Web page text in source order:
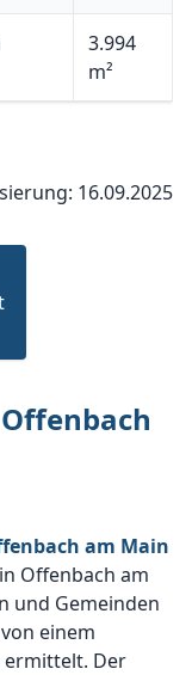
3.994
m²
16.09.2025
am Main
Offenbach am
und Gemeinden
einem
ermittelt. Der